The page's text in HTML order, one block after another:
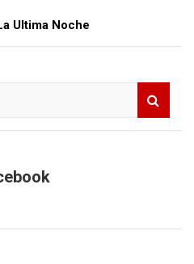
Ultima Noche